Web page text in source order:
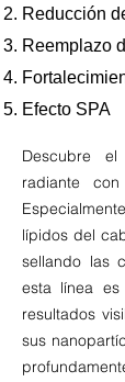
Reducción
Reemplazo
Efecto SPA
Descubre
radiante
lípidos del
sellando las
esta línea
resultados
sus